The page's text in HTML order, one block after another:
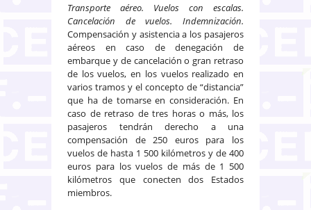
Transporte aéreo. Vuelos con escalas.
Cancelación de vuelos. Indemnización.
Compensación y asistencia a los pasajeros
aéreos en caso de denegación de
embarque y de cancelación o gran retraso
de los vuelos, en los vuelos realizado en
varios tramos y el concepto de “distancia”
que ha de tomarse en consideración. En
caso de retraso de tres horas o más, los
pasajeros tendrán derecho a una
compensación de 250 euros para los
vuelos de hasta 1 500 kilómetros y de 400
euros para los vuelos de más de 1 500
kilómetros que conecten dos Estados
miembros.